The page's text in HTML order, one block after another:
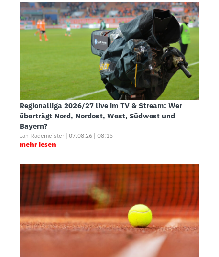
Regionalliga 2026/27 live im TV & Stream: Wer
überträgt Nord, Nordost, West, Südwest und
Bayern?
Jan Rademeister | 07.08.26 | 08:15
mehr lesen